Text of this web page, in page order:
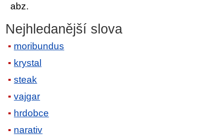
abz.
Nejhledanější slova
moribundus
krystal
steak
vajgar
hrdobce
narativ